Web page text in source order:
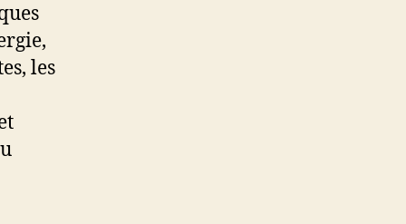
les